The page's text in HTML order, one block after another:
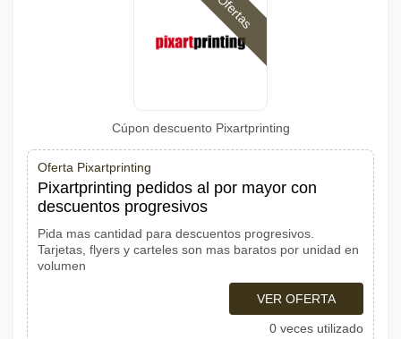
Ofertas
Cúpon descuento Pixartprinting
Oferta Pixartprinting
Pixartprinting pedidos al por mayor con
descuentos progresivos
Pida mas cantidad para descuentos progresivos.
Tarjetas, flyers y carteles son mas baratos por unidad en
volumen
VER OFERTA
0 veces utilizado